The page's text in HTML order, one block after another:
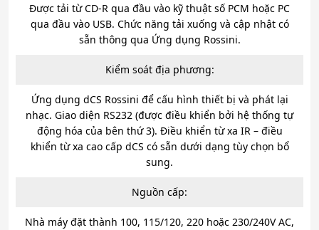
Được tải từ CD-R qua đầu vào kỹ thuật số PCM hoặc PC
qua đầu vào USB. Chức năng tải xuống và cập nhật có
sẵn thông qua Ứng dụng Rossini.
Kiểm soát địa phương:
Ứng dụng dCS Rossini để cấu hình thiết bị và phát lại
nhạc. Giao diện RS232 (được điều khiển bởi hệ thống tự
động hóa của bên thứ 3). Điều khiển từ xa IR – điều
khiển từ xa cao cấp dCS có sẵn dưới dạng tùy chọn bổ
sung.
Nguồn cấp:
Nhà máy đặt thành 100, 115/120, 220 hoặc 230/240V AC,